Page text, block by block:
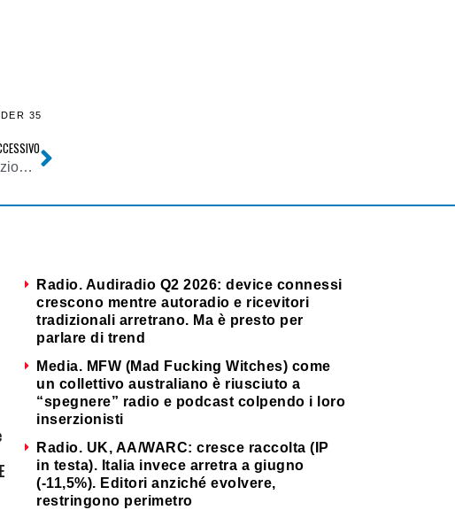
35
Consultmedia circolare 26102018 sgravi fiscali assunzioni giovani giornalisti under 35 nel 2018 e under 30 nel 2019
Radio. Audiradio Q2 2026: device connessi
crescono mentre autoradio e ricevitori
tradizionali arretrano. Ma è presto per
parlare di trend
Media. MFW (Mad Fucking Witches) come
un collettivo australiano è riusciuto a
“spegnere” radio e podcast colpendo i loro
inserzionisti
Radio. UK, AA/WARC: cresce raccolta (IP
in testa). Italia invece arretra a giugno
(-11,5%). Editori anziché evolvere,
restringono perimetro